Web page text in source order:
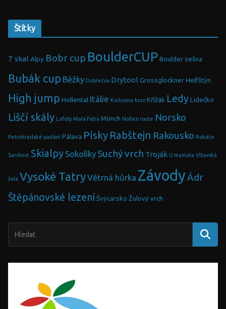
Štítky
7 skal Alpy Bobr cup BoulderCUP Boulder sešna
Bubák cup Běžky Dobřečov Drytool Grossglockner Helfštýn
High jump Hollental Itálie Knihovna kurz Křížák Ledy Lidečko
Liščí skály Lofoty Malá Fatra Mönch Nollen route Norsko
Petrohradské padání Pálava Písky Rabštejn Rakousko Roháče
Sardinie Skialpy Sokolíky Suchý vrch Troják U mamuta Vltavská
žula Vysoké TatryVětrná hůrka ZávodyÁdr
Štěpánovské lezení Švýcarsko Žulový vrch